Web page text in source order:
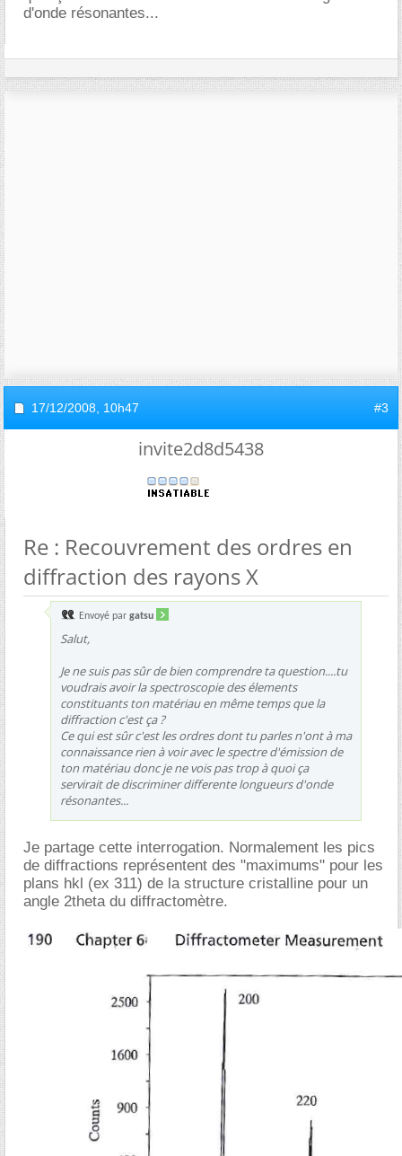
d'onde résonantes...
17/12/2008, 10h47 #3
invite2d8d5438
Re : Recouvrement des ordres en
diffraction des rayons X
Envoyé par gatsu
Salut,
Je ne suis pas sûr de bien comprendre ta question....tu
voudrais avoir la spectroscopie des élements
constituants ton matériau en même temps que la
diffraction c'est ça ?
Ce qui est sûr c'est les ordres dont tu parles n'ont à ma
connaissance rien à voir avec le spectre d'émission de
ton matériau donc je ne vois pas trop à quoi ça
servirait de discriminer differente longueurs d'onde
résonantes...
Je partage cette interrogation. Normalement les pics
de diffractions représentent des "maximums" pour les
plans hkl (ex 311) de la structure cristalline pour un
angle 2theta du diffractomètre.